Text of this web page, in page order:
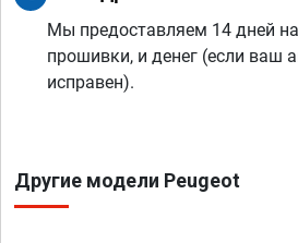
Мы предоставляем 14 дней
прошивки, и денег (если ваш
исправен).
Другие модели Peugeot